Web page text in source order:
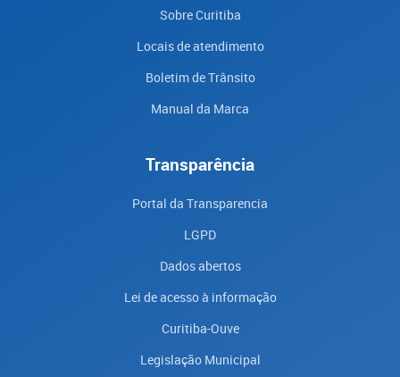
Sobre Curitiba
Locais de atendimento
Boletim de Trânsito
Manual da Marca
Transparência
Portal da Transparencia
LGPD
Dados abertos
Lei de acesso à informação
Curitiba-Ouve
Legislação Municipal